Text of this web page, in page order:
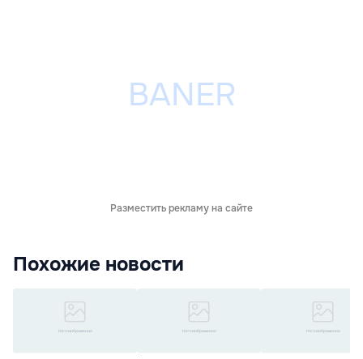
Разместить рекламу на сайте
Похожие новости